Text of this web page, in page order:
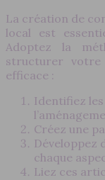
La création de
local est
Adoptez la
structurer votre
efficace :
Identifiez
Créez une
Développez
chaque
Liez ces